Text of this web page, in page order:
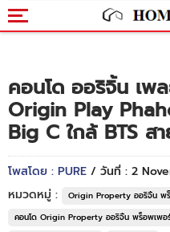
คอนโด ออริจิ้น เพ
Origin Play
Big C ใกล้ BTS ส
โพสโดย : PURE / วันที่ : 2
หมวดหมู่ :
Origin Property ออริจิ้น พ
คอนโด Origin Property ออริจิ้น พร็อพเพอ